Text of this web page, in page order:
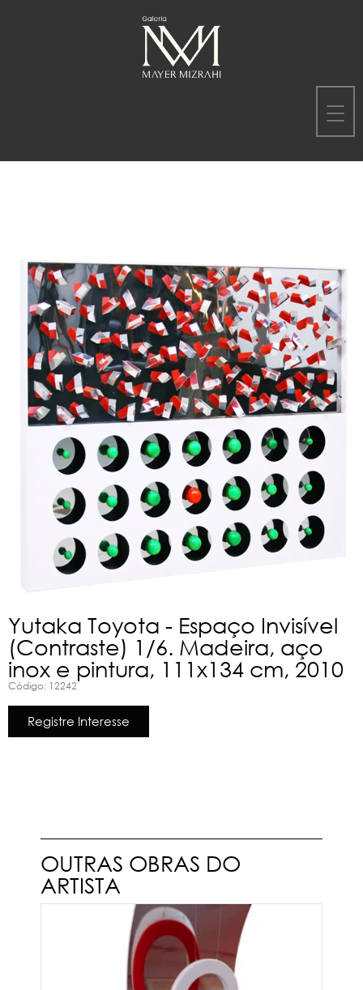
Yutaka Toyota - Espaço Invisível
(Contraste) 1/6. Madeira, aço
inox e pintura, 111x134 cm, 2010
Código: 12242
Registre Interesse
OUTRAS OBRAS DO
ARTISTA